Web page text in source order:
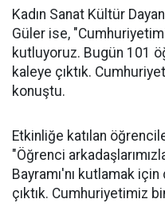
Kadın Sanat Kültür
Güler ise,
kutluyoruz. Bugün 101
kaleye çıktık.
konuştu.
Etkinliğe katılan
"Öğrenci
Bayramı'nı kutlamak
çıktık. Cumhuriyetimiz